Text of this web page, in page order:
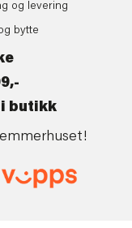
og levering
bytte
butikk